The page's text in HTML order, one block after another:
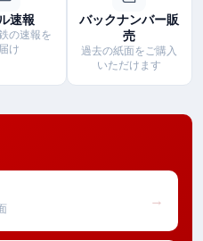
速報
の速報を
け
バックナンバー販
売
過去の紙面をご購入
いただけます
→